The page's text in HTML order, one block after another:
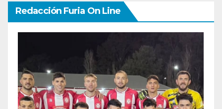
Redacción Furia On Line